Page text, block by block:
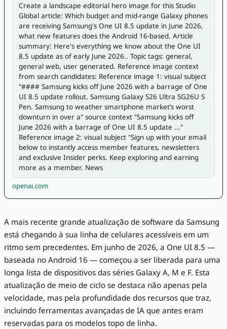
Create a landscape editorial hero image for this Studio
Global article: Which budget and mid-range Galaxy phones
are receiving Samsung's One UI 8.5 update in June 2026,
what new features does the Android 16-based. Article
summary: Here's everything we know about the One UI
8.5 update as of early June 2026.. Topic tags: general,
general web, user generated. Reference image context
from search candidates: Reference image 1: visual subject
"#### Samsung kicks off June 2026 with a barrage of One
UI 8.5 update rollout. Samsung Galaxy S26 Ultra SG26U S
Pen. Samsung to weather smartphone market’s worst
downturn in over a" source context "Samsung kicks off
June 2026 with a barrage of One UI 8.5 update ..."
Reference image 2: visual subject "Sign up with your email
below to instantly access member features, newsletters
and exclusive Insider perks. Keep exploring and earning
more as a member. News
openai.com
A mais recente grande atualização de software da Samsung
está chegando à sua linha de celulares acessíveis em um
ritmo sem precedentes. Em junho de 2026, a One UI 8.5 —
baseada no Android 16 — começou a ser liberada para uma
longa lista de dispositivos das séries Galaxy A, M e F. Esta
atualização de meio de ciclo se destaca não apenas pela
velocidade, mas pela profundidade dos recursos que traz,
incluindo ferramentas avançadas de IA que antes eram
reservadas para os modelos topo de linha.